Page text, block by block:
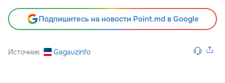
Подпишитесь на новости Point.md в Google
Источник Gagauzinfo